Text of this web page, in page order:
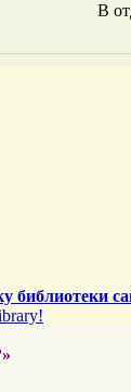
В
библиотеки